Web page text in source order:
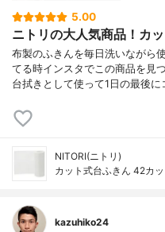
5.00
ニトリの大人気商品！カ
布製のふきんを毎日洗いながら
てる時インスタでこの商品を見
台拭きとして使って1日の最後
NITORI(ニトリ)
カット式台ふきん 42カッ
kazuhiko24